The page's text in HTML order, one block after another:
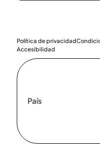
Política de privacidad
Accesibilidad
País